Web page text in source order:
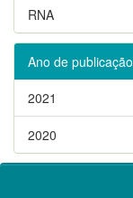
RNA
Ano de publicação
2021
2020